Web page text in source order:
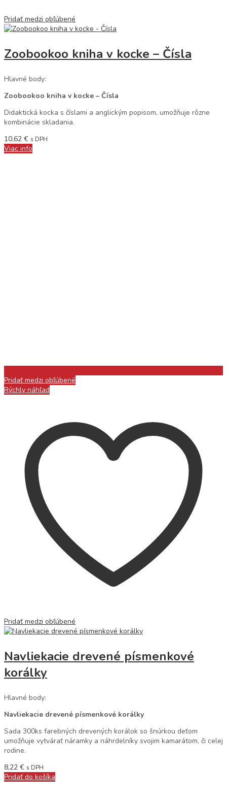
Pridať medzi obľúbené
Zoobookoo kniha v kocke – Čísla
Hlavné body:
Zoobookoo kniha v kocke – Čísla
Didaktická kocka s číslami a anglickým popisom, umožňuje rôzne
kombinácie skladania.
10,62 € s DPH
Viac info
Pridať medzi obľúbené
Rýchly náhľad
Pridať medzi obľúbené
Navliekacie drevené písmenkové
korálky
Hlavné body:
Navliekacie drevené písmenkové korálky
Sada 300ks farebných drevených korálok so šnúrkou deťom
umožňuje vytvárať náramky a náhrdelníky svojim kamarátom, či celej
rodine.
8,22 € s DPH
Pridať do košíka